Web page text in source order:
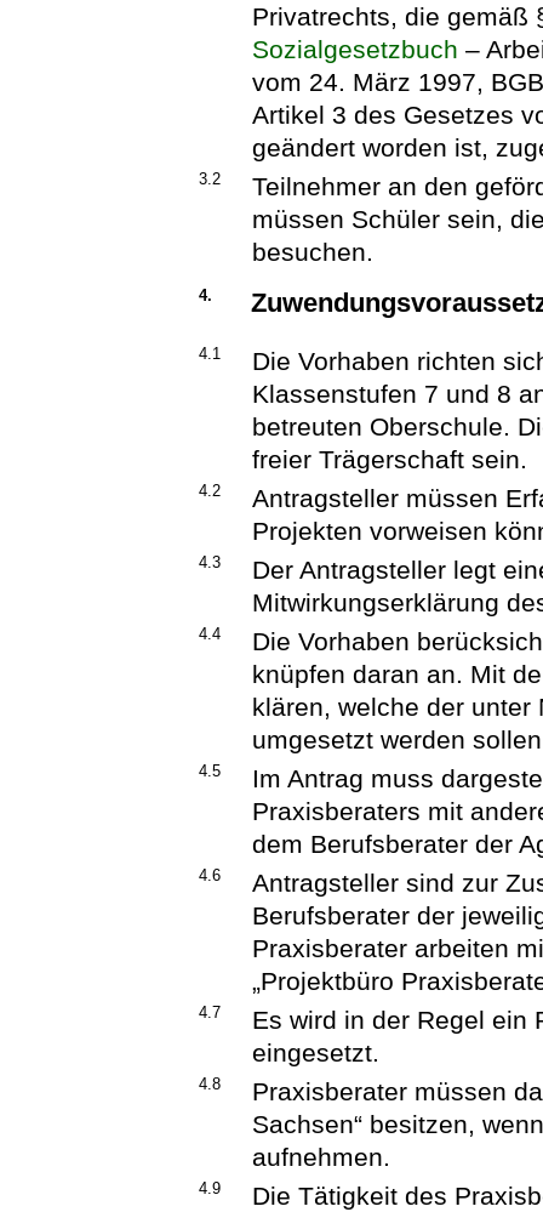
Privatrechts, die gemäß
Sozialgesetzbuch –
vom 24. März 1997,
Artikel 3 des Gesetzes
geändert worden ist,
3.2
Teilnehmer an den
müssen Schüler sein,
besuchen.
4.
4.1
Die Vorhaben richten
Klassenstufen 7 und 8
betreuten Oberschule.
freier Trägerschaft sein.
4.2
Antragsteller müssen
Projekten vorweisen
4.3
Der Antragsteller legt
Mitwirkungserklärung
4.4
Die Vorhaben
knüpfen daran an. Mit
klären, welche der
umgesetzt werden
4.5
Im Antrag muss
Praxisberaters mit
dem Berufsberater der
4.6
Antragsteller sind zur
Berufsberater der
Praxisberater arbeiten
„Projektbüro
4.7
Es wird in der Regel ein
eingesetzt.
4.8
Praxisberater müssen
Sachsen“ besitzen,
aufnehmen.
4.9 Die Tätigkeit des